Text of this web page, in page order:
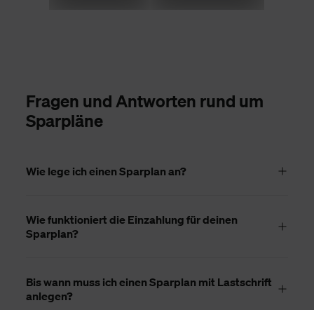
Fragen und Antworten rund um
Sparpläne
Wie lege ich einen Sparplan an?
Wie funktioniert die Einzahlung für deinen
Sparplan?
Bis wann muss ich einen Sparplan mit Lastschrift
anlegen?